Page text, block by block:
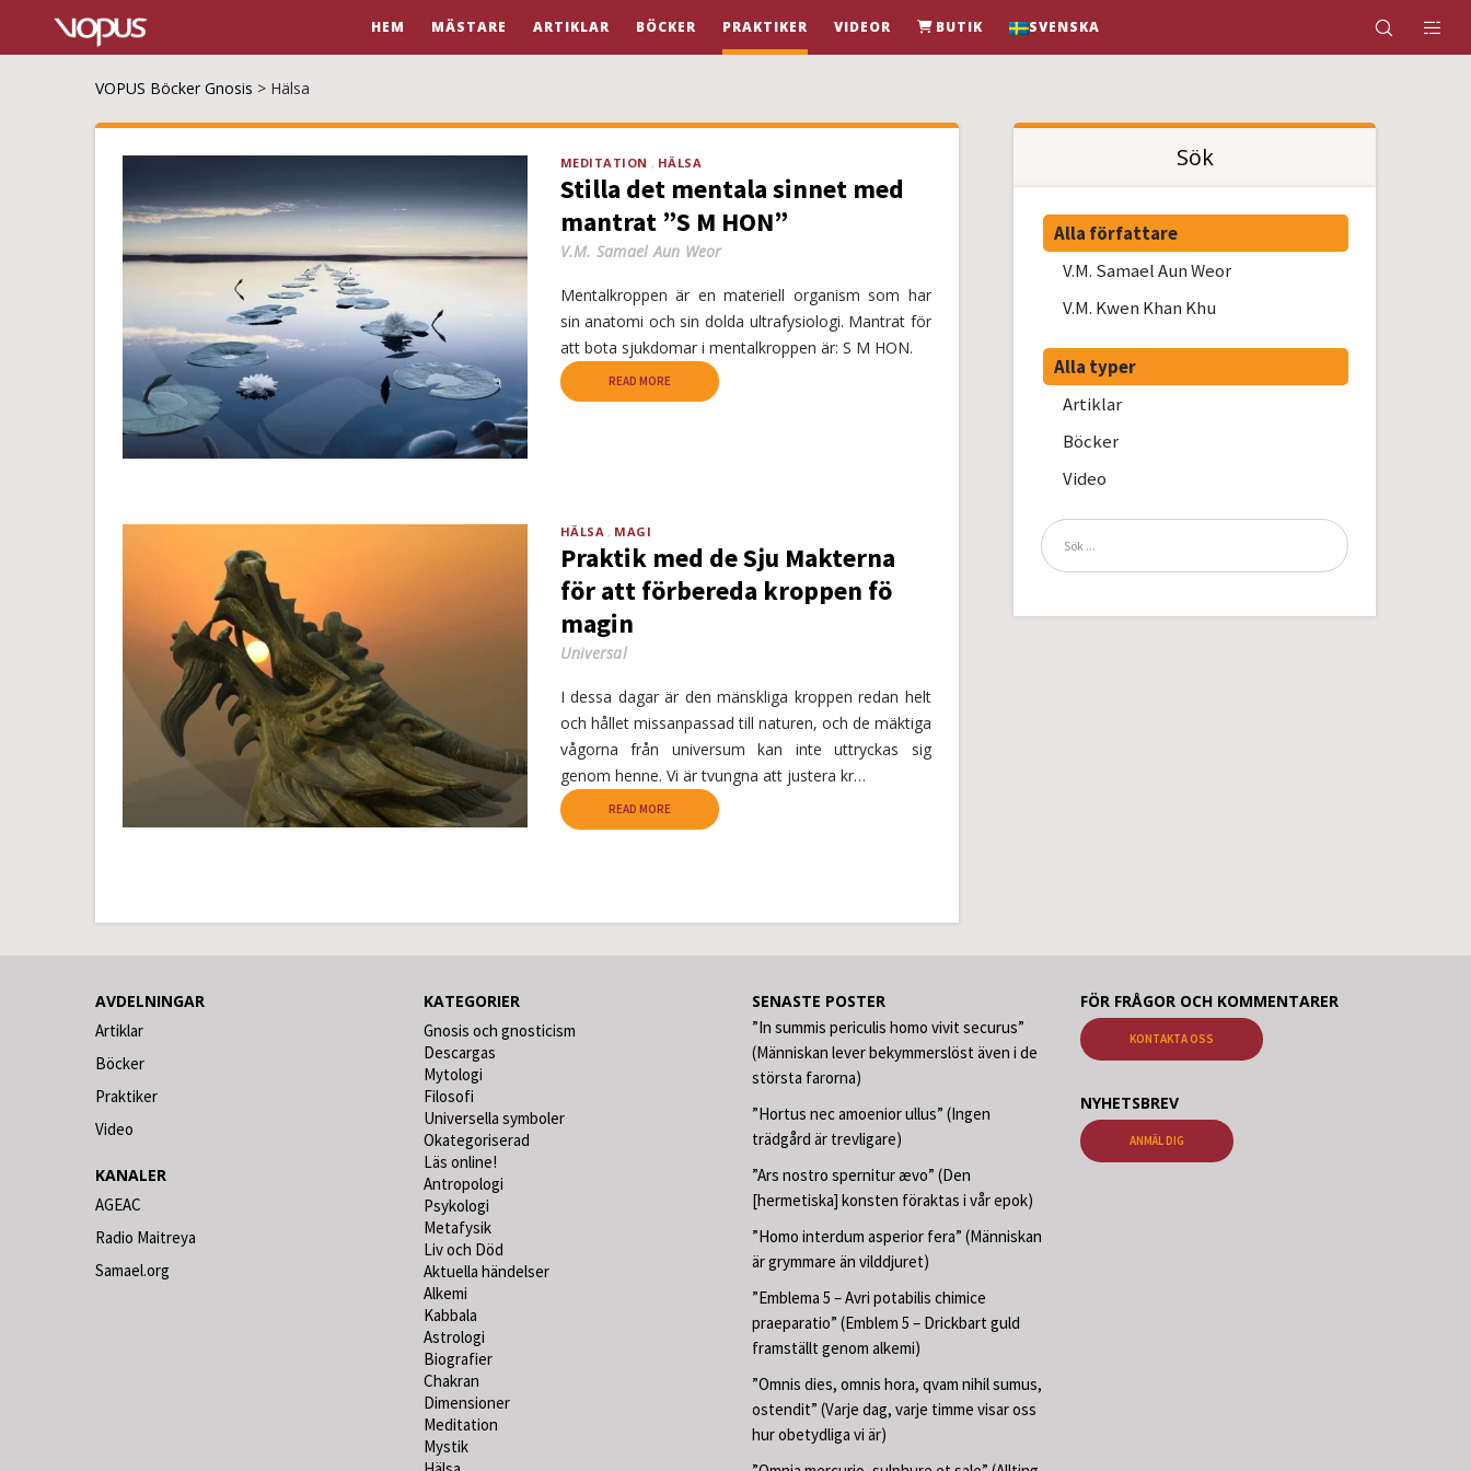
HEM MÄSTARE ARTIKLAR BÖCKER PRAKTIKER VIDEOR BUTIK SVENSKA
VOPUS Böcker Gnosis > Hälsa
MEDITATION HÄLSA
Stilla det mentala sinnet med
mantrat ”S M HON”
V.M. Samael Aun Weor
Mentalkroppen är en materiell organism som har
sin anatomi och sin dolda ultrafysiologi. Mantrat för
att bota sjukdomar i mentalkroppen är: S M HON.
READ MORE
HÄLSA MAGI
Praktik med de Sju Makterna
för att förbereda kroppen fö
magin
Universal
I dessa dagar är den mänskliga kroppen redan helt
och hållet missanpassad till naturen, och de mäktiga
vågorna från universum kan inte uttryckas sig
genom henne. Vi är tvungna att justera kr…
READ MORE
Sök
Alla författare
V.M. Samael Aun Weor
V.M. Kwen Khan Khu
Alla typer
Artiklar
Böcker
Video
AVDELNINGAR
Artiklar
Böcker
Praktiker
Video
KANALER
AGEAC
Radio Maitreya
Samael.org
KATEGORIER
Gnosis och gnosticism
Descargas
Mytologi
Filosofi
Universella symboler
Okategoriserad
Läs online!
Antropologi
Psykologi
Metafysik
Liv och Död
Aktuella händelser
Alkemi
Kabbala
Astrologi
Biografier
Chakran
Dimensioner
Meditation
Mystik
SENASTE POSTER
”In summis periculis homo vivit securus”
(Människan lever bekymmerslöst även i de
största farorna)
”Hortus nec amoenior ullus” (Ingen
trädgård är trevligare)
”Ars nostro spernitur ævo” (Den
[hermetiska] konsten föraktas i vår epok)
”Homo interdum asperior fera” (Människan
är grymmare än vilddjuret)
”Emblema 5 – Avri potabilis chimice
praeparatio” (Emblem 5 – Drickbart guld
framställt genom alkemi)
”Omnis dies, omnis hora, qvam nihil sumus,
ostendit” (Varje dag, varje timme visar oss
hur obetydliga vi är)
FÖR FRÅGOR OCH KOMMENTARER
KONTAKTA OSS
NYHETSBREV
ANMÄL DIG